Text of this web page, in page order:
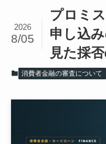
プロミ
申し込
見た採
2026
8/05
消費者金融の審査について